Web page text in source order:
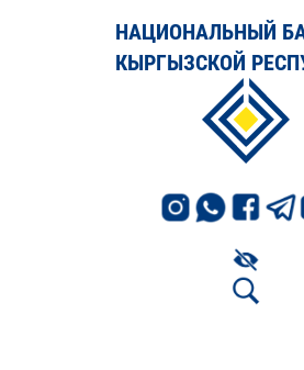
НАЦИОНАЛЬНЫЙ
КЫРГЫЗСКОЙ